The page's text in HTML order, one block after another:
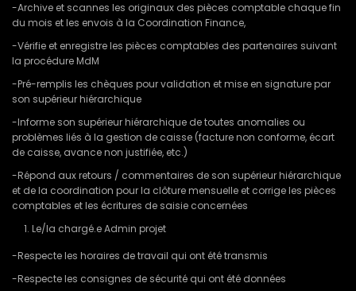
-Archive et scannes les originaux des pièces comptable chaque fin
du mois et les envois à la Coordination Finance,
-Vérifie et enregistre les pièces comptables des partenaires suivant
la procédure MdM
-Pré-remplis les chèques pour validation et mise en signature par
son supérieur hiérarchique
-Informe son supérieur hiérarchique de toutes anomalies ou
problèmes liés à la gestion de caisse (facture non conforme, écart
de caisse, avance non justifiée, etc.)
-Répond aux retours / commentaires de son supérieur hiérarchique
et de la coordination pour la clôture mensuelle et corrige les pièces
comptables et les écritures de saisie concernées
Le/la chargé.e Admin projet
-Respecte les horaires de travail qui ont été transmis
-Respecte les consignes de sécurité qui ont été données